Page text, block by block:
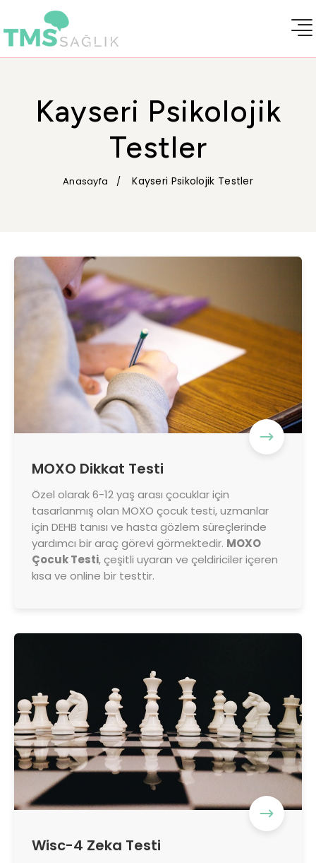
Kayseri Psikolojik
Testler
Anasayfa Kayseri Psikolojik Testler
MOXO Dikkat Testi
Özel olarak 6-12 yaş arası çocuklar için
tasarlanmış olan MOXO çocuk testi, uzmanlar
için DEHB tanısı ve hasta gözlem süreçlerinde
yardımcı bir araç görevi görmektedir. MOXO
Çocuk Testi, çeşitli uyaran ve çeldiriciler içeren
kısa ve online bir testtir.
Wisc-4 Zeka Testi